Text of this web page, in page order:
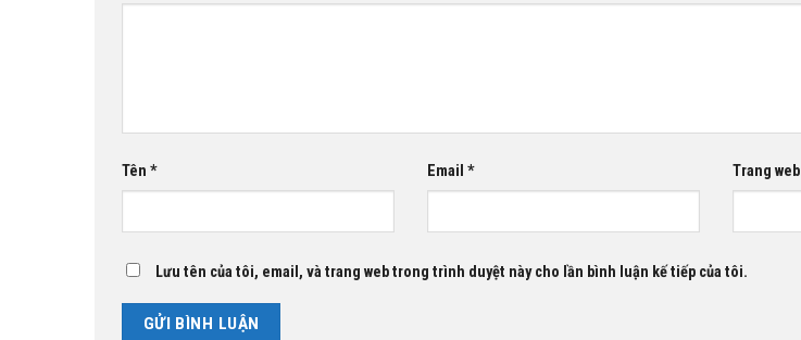
Tên * Email * Trang web
Lưu tên của tôi, email, và trang web trong trình duyệt này cho lần bình luận kế tiếp của tôi.